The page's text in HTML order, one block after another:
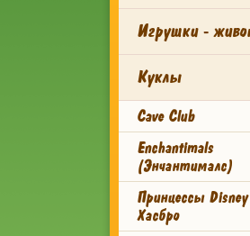
Игрушки -
Куклы
Cave Club
Enchantimals
(Энчантималс)
Принцессы
Хасбро